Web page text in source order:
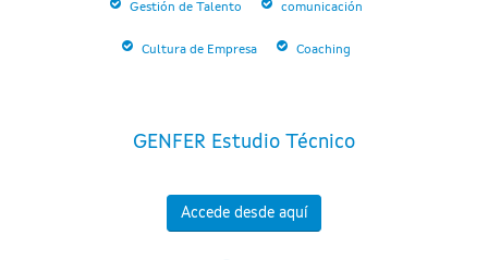
Gestión de Talento comunicación
Cultura de Empresa Coaching
GENFER Estudio Técnico
Accede desde aquí